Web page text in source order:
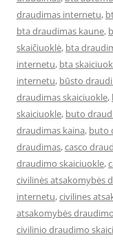
draudimas internetu,
bta draudimas kaune,
skaičiuoklė, bta
internetu, bta
internetu, būsto
draudimas skaiciuokle,
skaiciuokle, buto
draudimas kaina, buto
draudimas,casco
draudimo skaiciuokle,
civilinės atsakomybės
internetu,civilines
atsakomybės
civilinio draudimo